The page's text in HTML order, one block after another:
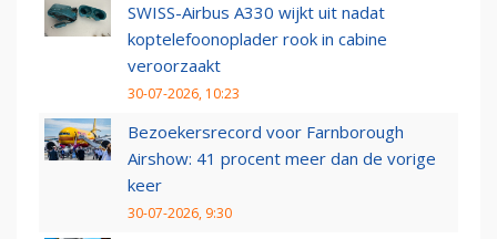
SWISS-Airbus A330 wijkt uit nadat
koptelefoonoplader rook in cabine
veroorzaakt
30-07-2026, 10:23
Bezoekersrecord voor Farnborough
Airshow: 41 procent meer dan de vorige
keer
30-07-2026, 9:30